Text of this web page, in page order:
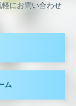
にお問い合わせ
ム